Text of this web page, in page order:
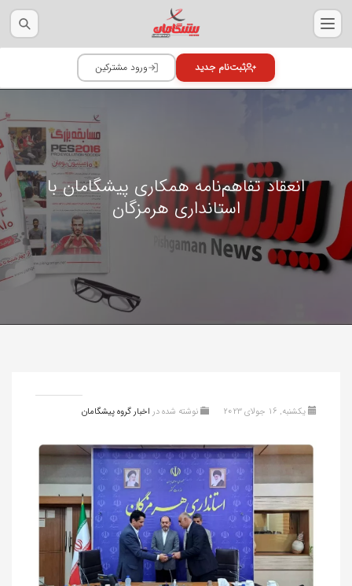
انعقاد تفاهم‌نامه همکاری پیشگامان با
استانداری هرمزگان
یکشنبه, 16 جولای 2023 نوشته شده در اخبار گروه پیشگامان